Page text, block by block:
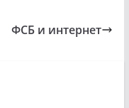
ФСБ и интернет